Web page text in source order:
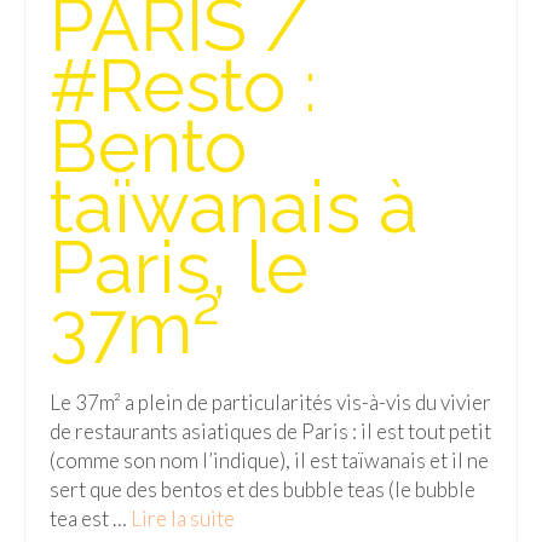
Isla del Sol
Lac Titicaca
Salar d’Uyuni
Chili
Paraguay
Pérou
Machu Picchu
ASIE
Chine
PARIS /
#Resto :
Bento
taïwanais à
Paris, le
37m²
Le 37m² a plein de particularités vis-à-vis du vivier
de restaurants asiatiques de Paris : il est tout petit
(comme son nom l’indique), il est taïwanais et il ne
sert que des bentos et des bubble teas (le bubble
tea est … Lire la suite­­